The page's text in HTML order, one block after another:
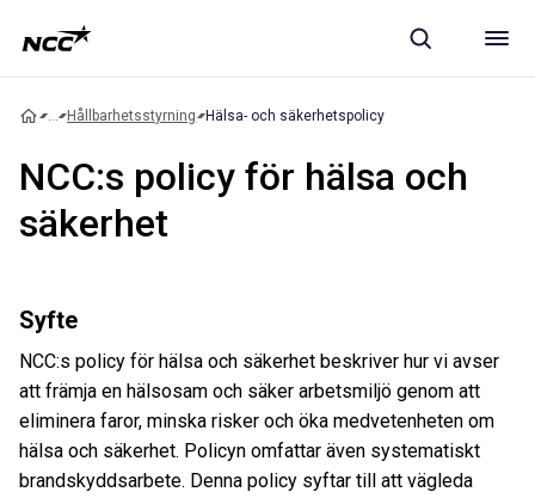
... Hållbarhetsstyrning Hälsa- och säkerhetspolicy
NCC:s policy för hälsa och
säkerhet
Syfte
NCC:s policy för hälsa och säkerhet beskriver hur vi avser
att främja en hälsosam och säker arbetsmiljö genom att
eliminera faror, minska risker och öka medvetenheten om
hälsa och säkerhet. Policyn omfattar även systematiskt
brandskyddsarbete. Denna policy syftar till att vägleda